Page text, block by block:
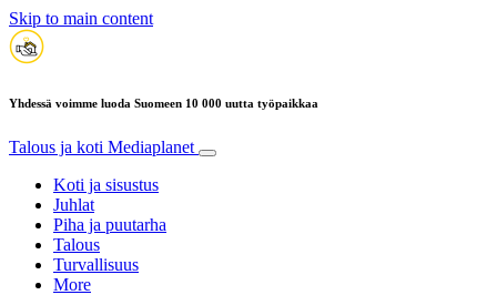
Skip to main content
Yhdessä voimme luoda Suomeen 10 000 uutta työpaikkaa
Talous ja koti Mediaplanet
Koti ja sisustus
Juhlat
Piha ja puutarha
Talous
Turvallisuus
More